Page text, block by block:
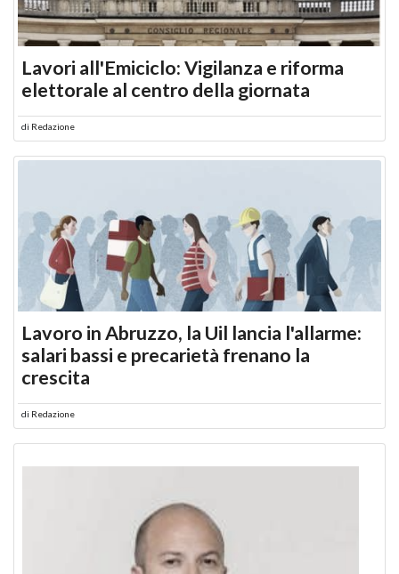
Lavori all'Emiciclo: Vigilanza e riforma
elettorale al centro della giornata
di Redazione
Lavoro in Abruzzo, la Uil lancia l'allarme:
salari bassi e precarietà frenano la
crescita
di Redazione